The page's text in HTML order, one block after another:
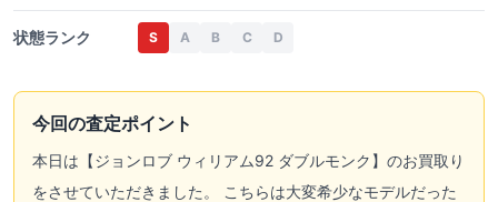
状態ランク S A B C D
今回の査定ポイント
本日は【ジョンロブ ウィリアム92 ダブルモンク】のお買取り
をさせていただきました。 こちらは大変希少なモデルだった